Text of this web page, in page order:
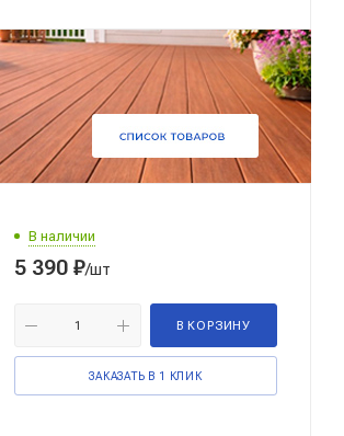
В наличии
5 390 ₽/шт
В КОРЗИНУ
ЗАКАЗАТЬ В 1 КЛИК